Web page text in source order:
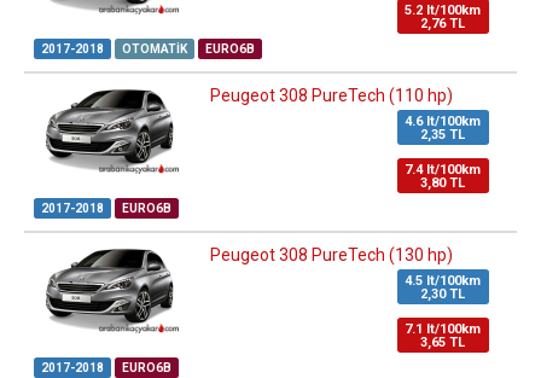
5.2 lt/100km
2,76 TL
2017-2018 OTOMATIK EURO6B
Peugeot 308 PureTech (110 hp)
4.6 lt/100km
2,35 TL
7.4 lt/100km
3,80 TL
2017-2018 EURO6B
Peugeot 308 PureTech (130 hp)
4.5 lt/100km
2,30 TL
7.1 lt/100km
3,65 TL
2017-2018 EURO6B